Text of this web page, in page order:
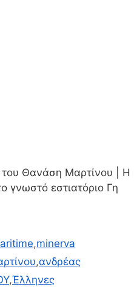
Θανάση Μαρτίνου | Η
γνωστό εστιατόριο Γη
,minerva
,ανδρέας
,Έλληνες